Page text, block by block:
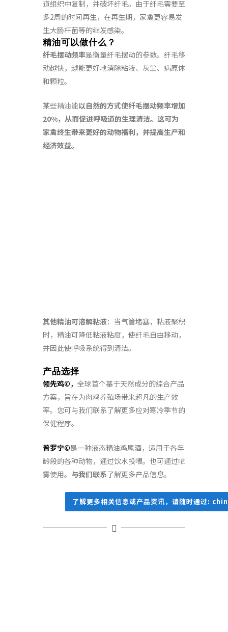
道组织中复制，并破坏纤毛。由于纤毛需要至
多2周的时间再生，在再生期，家禽更容易发
生大肠杆菌等的继发感染。
精油可以做什么？
纤毛摆动频率是衡量纤毛摆动的参数。纤毛移
动越快，越能更好地消除粘液、灰尘、病原体
和颗粒。
某些精油能以自然的方式使纤毛摆动频率增加
20%，从而促进呼吸道的生理清洁。这可为
家禽终生带来更好的动物福利，并提高生产和
经济效益。
其他精油可溶解粘液：当气管堵塞，粘液聚积
时，精油可降低粘液粘度，使纤毛自由移动，
并因此使呼吸系统得到清洁。
产品选择
领先鸡©， 全球首个基于天然成分的综合产品
方案，旨在为肉鸡养殖场带来超凡的生产效
率。您可与我们联系了解更多应对寒冷季节的
保健程序。
普罗宁©是一种液态精油鸡尾酒，适用于各年
龄段的各种动物，通过饮水投喂。也可通过喷
雾使用。 与我们联系了解更多产品信息。
了解更多相关信息或产品资讯，请随时通过: